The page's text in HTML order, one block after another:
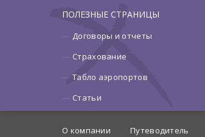
ПОЛЕЗНЫЕ СТРАНИЦЫ
Договоры и отчеты
Страхование
Табло аэропортов
Статьи
О компании Путеводитель